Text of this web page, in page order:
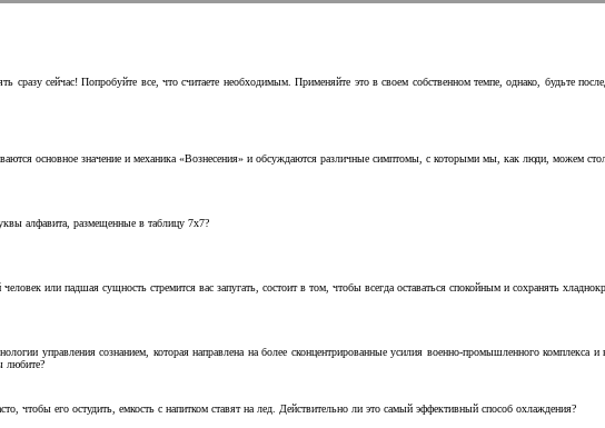
сейчас! Попробуйте все, что считаете необходимым. Применяйте это в своем собственном темпе, однако, будьте
основное значение и механика «Вознесения» и обсуждаются различные симптомы, с которыми мы, как люди, можем
алфавита, размещенные в таблицу 7х7?
или падшая сущность стремится вас запугать, состоит в том, чтобы всегда оставаться спокойным и сохранять
управления сознанием, которая направлена на более сконцентрированные усилия военно-промышленного
любите?
его остудить, емкость с напитком ставят на лед. Действительно ли это самый эффективный способ охлаждения?